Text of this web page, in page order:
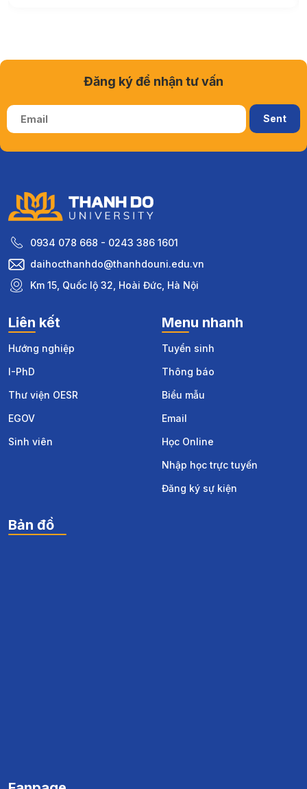
0934 078 668 - 0243 386 1601
daihocthanhdo@thanhdouni.edu.vn
Km 15, Quốc lộ 32, Hoài Đức, Hà Nội
Liên kết
Hướng nghiệp
I-PhD
Thư viện OESR
EGOV
Sinh viên
Menu nhanh
Tuyển sinh
Thông báo
Biểu mẫu
Email
Học Online
Nhập học trực tuyến
Đăng ký sự kiện
Bản đồ
Đăng ký để nhận tư vấn